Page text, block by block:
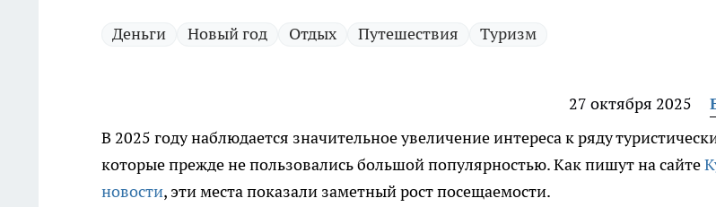
Деньги Новый год Отдых Путешествия Туризм
27 октября 2025
В 2025 году наблюдается значительное увеличение интереса к ряду
которые прежде не пользовались большой популярностью. Как пишут на сайте
новости, эти места показали заметный рост посещаемости.